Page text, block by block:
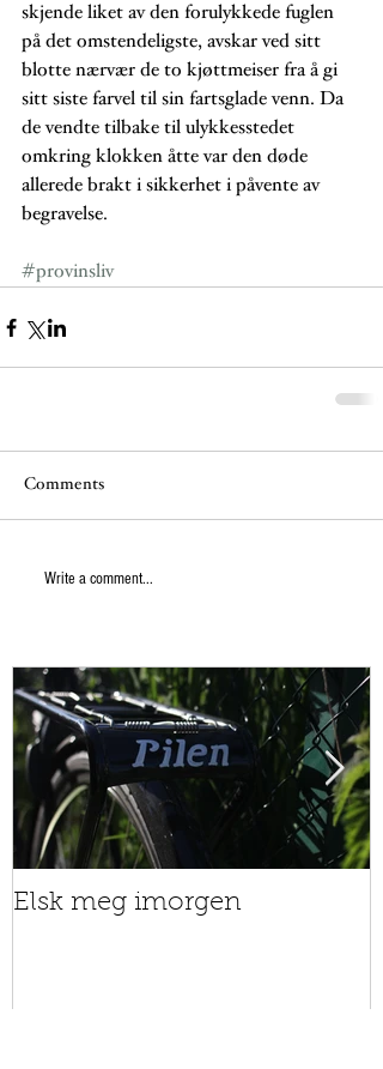
skjende liket av den forulykkede fuglen
på det omstendeligste, avskar ved sitt
blotte nærvær de to kjøttmeiser fra å gi
sitt siste farvel til sin fartsglade venn. Da
de vendte tilbake til ulykkesstedet
omkring klokken åtte var den døde
allerede brakt i sikkerhet i påvente av
begravelse.
#provinsliv
Comments
Write a comment...
Elsk meg imorgen